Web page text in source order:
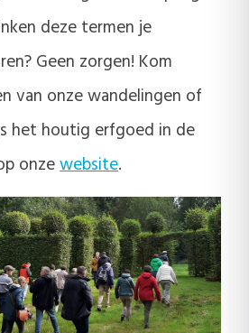
deze termen je
Geen zorgen! Kom
van onze wandelingen of
het houtig erfgoed in de
onzewebsite.